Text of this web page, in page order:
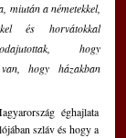
miután a németekkel,
és horvátokkal
hogy
hogy házakban
éghajlata
szláv és hogy a